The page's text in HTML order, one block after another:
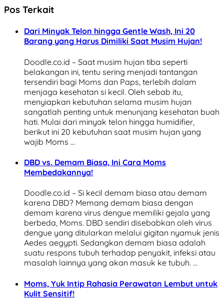
Pos Terkait
Dari Minyak Telon hingga Gentle Wash, Ini 20
Barang yang Harus Dimiliki Saat Musim Hujan!
Doodle.co.id – Saat musim hujan tiba seperti
belakangan ini, tentu sering menjadi tantangan
tersendiri bagi Moms dan Paps, terlebih dalam
menjaga kesehatan si kecil. Oleh sebab itu,
menyiapkan kebutuhan selama musim hujan
sangatlah penting untuk menunjang kesehatan buah
hati. Mulai dari minyak telon hingga humidifier,
berikut ini 20 kebutuhan saat musim hujan yang
wajib Moms …
DBD vs. Demam Biasa, Ini Cara Moms
Membedakannya!
Doodle.co.id – Si kecil demam biasa atau demam
karena DBD? Memang demam biasa dengan
demam karena virus dengue memiliki gejala yang
berbeda, Moms. DBD sendiri disebabkan oleh virus
dengue yang ditularkan melalui gigitan nyamuk jenis
Aedes aegypti. Sedangkan demam biasa adalah
suatu respons tubuh terhadap penyakit, infeksi atau
masalah lainnya yang akan masuk ke tubuh. …
Moms, Yuk Intip Rahasia Perawatan Lembut untuk
Kulit Sensitif!